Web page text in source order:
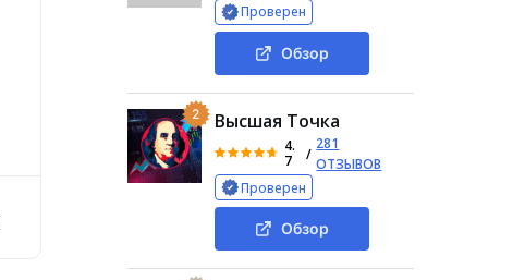
Что известно о проекте Деятельность телеграм-канала
Проверен
Обзор
2 Высшая Точка
4.
7
/
281
ОТЗЫВОВ
Проверен
Обзор